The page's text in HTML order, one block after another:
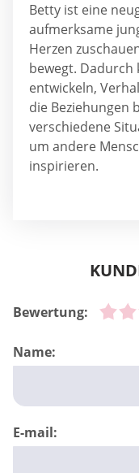
Betty ist eine
aufmerksame
Herzen
bewegt. Dadurch
entwickeln,
die Beziehungen
verschiedene
um andere
inspirieren.
Bewertung:
Name:
E-mail: